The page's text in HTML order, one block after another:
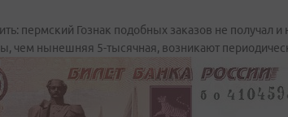
пермский Гознак подобных заказов не получал и
чем нынешняя 5-тысячная, возникают